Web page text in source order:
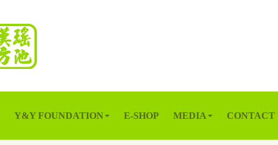
Y&Y FOUNDATION E-SHOP MEDIA CONTACT